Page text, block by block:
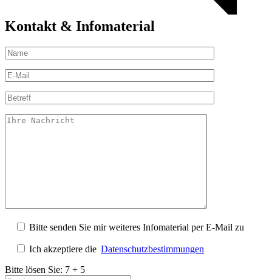
Kontakt & Infomaterial
Bitte senden Sie mir weiteres Infomaterial per E-Mail zu
Ich akzeptiere die Datenschutzbestimmungen
Bitte lösen Sie: 7 + 5